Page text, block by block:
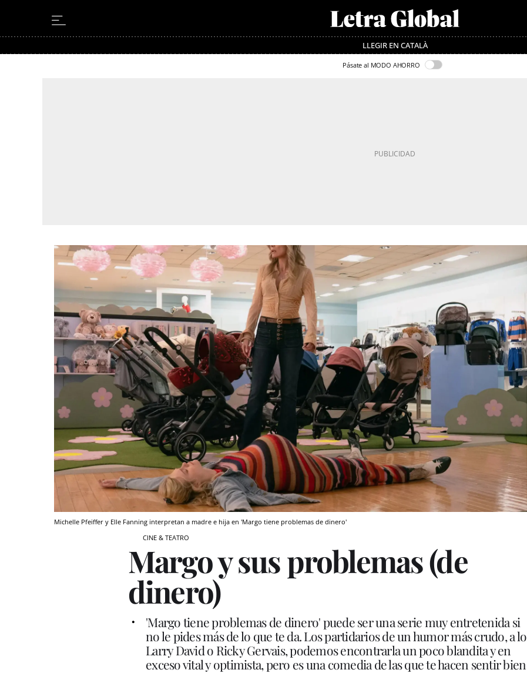
LLEGIR EN CATALÀ
Pásate al MODO AHORRO
Michelle Pfeiffer y Elle Fanning interpretan a madre e hija en 'Margo tiene problemas de dinero'
CINE & TEATRO
Margo y sus problemas (de
dinero)
'Margo tiene problemas de dinero'puede ser una serie muy entretenida si
no le pides más de lo que te da. Los partidarios de un humor más crudo, a lo
Larry David o Ricky Gervais, podemos encontrarla un poco blandita y en
exceso vital y optimista, pero es una comedia de las que te hacen sentir bien